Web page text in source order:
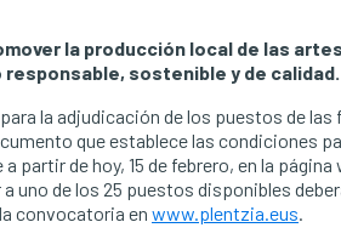
la producción local de las
sostenible y de calidad.
la adjudicación de los puestos de las
que establece las condiciones
partir de hoy, 15 de febrero, en la página
uno de los 25 puestos disponibles
convocatoria en www.plentzia.eus.